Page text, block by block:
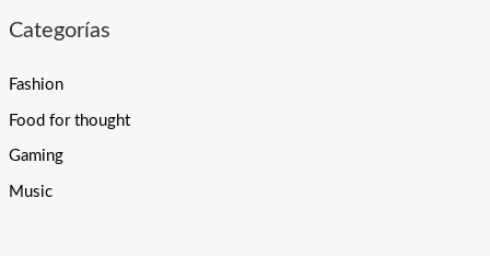
Categorías
Fashion
Food for thought
Gaming
Music